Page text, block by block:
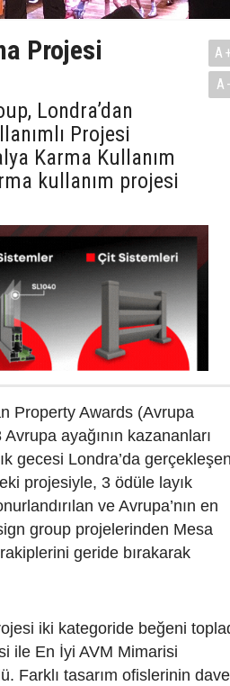
Projesi
Londra’dan
Projesi
Karma Kullanım
kullanım projesi
A-
Property Awards (Avrupa
ayağının kazananları
gecesi Londra’da gerçekleşen
projesiyle, 3 ödüle layık
ve Avrupa’nın en
group projelerinden Mesa
geride bırakarak
iki kategoride beğeni
ile En İyi AVM Mimarisi
Farklı tasarım ofislerinin